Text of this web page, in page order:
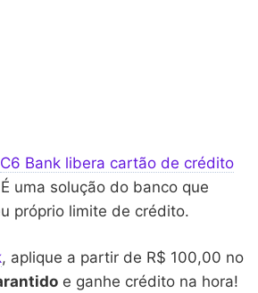
C6 Bank libera cartão de crédito
uma solução do banco que
próprio limite de crédito.
, aplique a partir de R$ 100,00 no
e ganhe crédito na hora!